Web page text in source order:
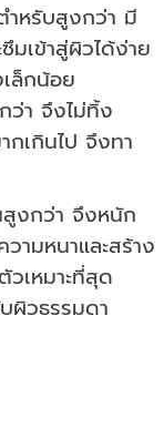
ำหรับสูงกว่า มี
มเข้าสู่ผิวได้ง่าย
ล็กน้อย
ว่า จึงไม่ทิ้ง
กเกินไป จึงทา
งกว่า จึงหนัก
ามหนาและสร้าง
เหมาะที่สุด
ผิวธรรมดา